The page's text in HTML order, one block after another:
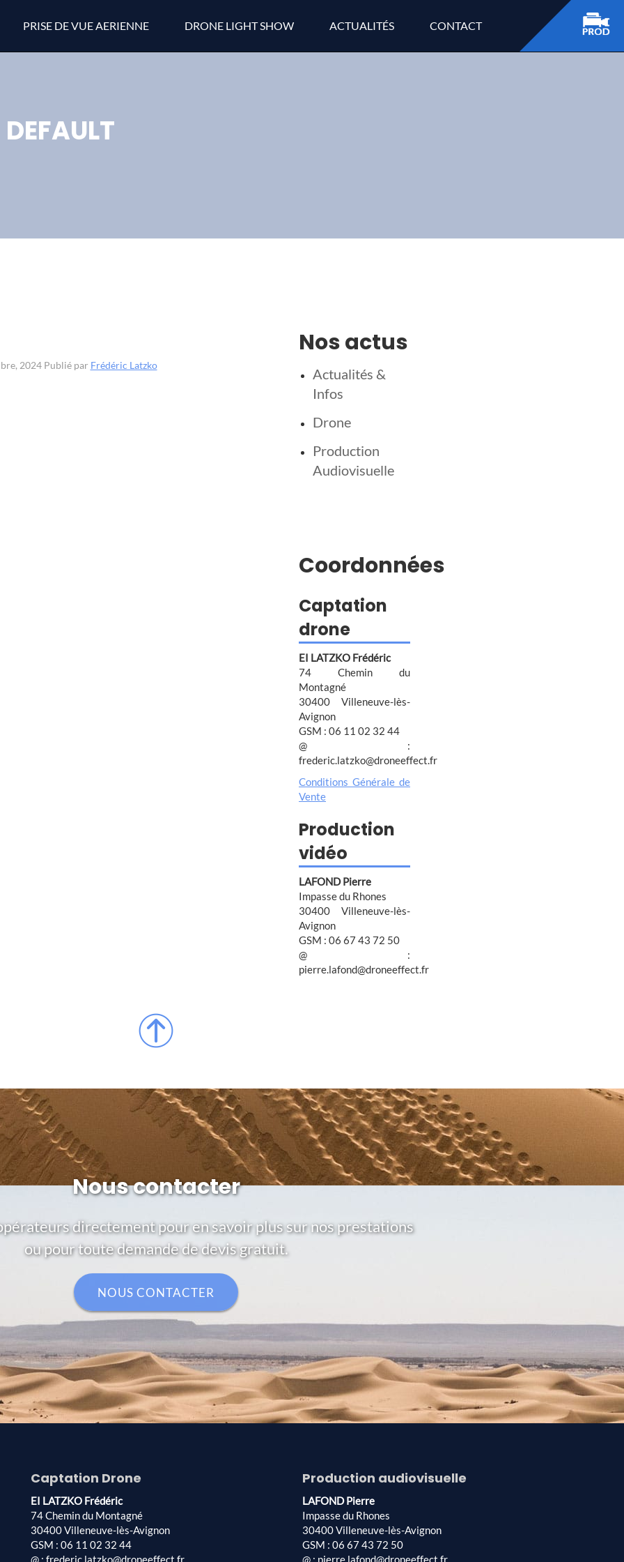
PRISE DE VUE AERIENNE DRONE LIGHT SHOW ACTUALITÉS CONTACT
DEFAULT
2024 Publié par Frédéric Latzko
Nos actus
Actualités &
Infos
Drone
Production
Audiovisuelle
Coordonnées
Captation
drone
EI LATZKO Frédéric
74 Chemin du
Montagné
30400 Villeneuve-lès-
Avignon
GSM : 06 11 02 32 44
@ :
frederic.latzko@droneeffect.fr
Conditions Générale de
Vente
Production
vidéo
LAFOND Pierre
Impasse du Rhones
30400 Villeneuve-lès-
Avignon
GSM : 06 67 43 72 50
@ :
pierre.lafond@droneeffect.fr
Nous contacter
directement pour en savoir plus sur nos prestations
ou pour toute demande de devis gratuit.
NOUS CONTACTER
Captation Drone
EI LATZKO Frédéric
74 Chemin du Montagné
30400 Villeneuve-lès-Avignon
GSM : 06 11 02 32 44
@ : frederic.latzko@droneeffect.fr
Production audiovisuelle
LAFOND Pierre
Impasse du Rhones
30400 Villeneuve-lès-Avignon
GSM : 06 67 43 72 50
@ : pierre.lafond@droneeffect.fr